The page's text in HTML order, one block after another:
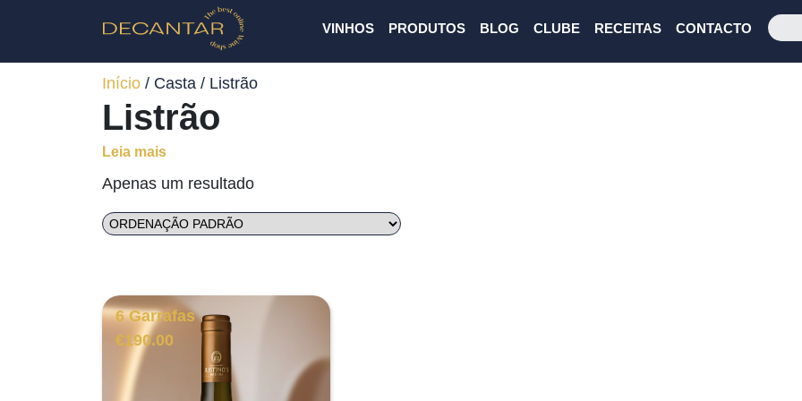
VINHOS PRODUTOS BLOG CLUBE RECEITAS CONTACTO
Início / Casta / Listrão
Listrão
Leia mais
Apenas um resultado
6 Garrafas
€190.00